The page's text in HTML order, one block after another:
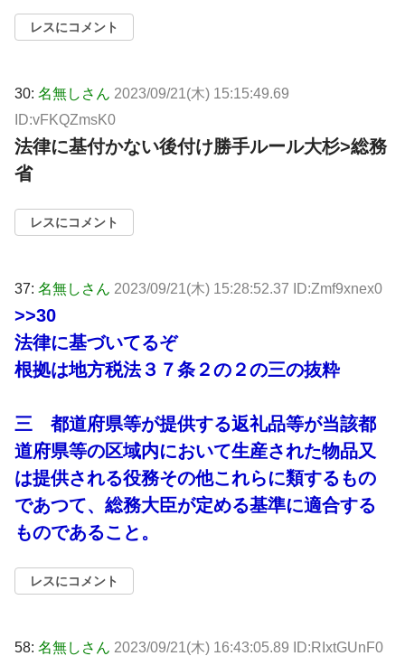
レスにコメント
30: 名無しさん 2023/09/21(木) 15:15:49.69
ID:vFKQZmsK0
法律に基付かない後付け勝手ルール大杉>総務
省
レスにコメント
37: 名無しさん 2023/09/21(木) 15:28:52.37 ID:Zmf9xnex0
>>30
法律に基づいてるぞ
根拠は地方税法３７条２の２の三の抜粋
三 都道府県等が提供する返礼品等が当該都
道府県等の区域内において生産された物品又
は提供される役務その他これらに類するもの
であつて、総務大臣が定める基準に適合する
ものであること。
レスにコメント
58: 名無しさん 2023/09/21(木) 16:43:05.89 ID:RIxtGUnF0